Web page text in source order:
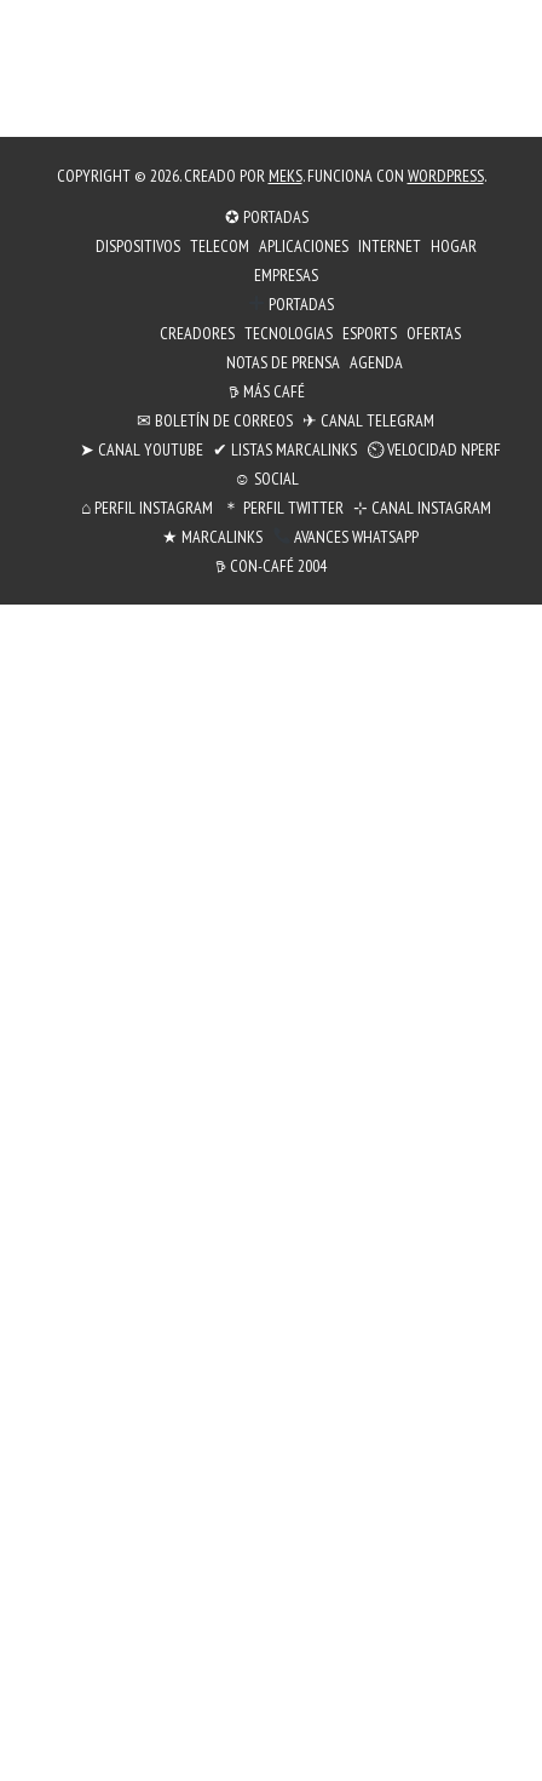
COPYRIGHT © 2026. CREADO POR MEKS. FUNCIONA CON WORDPRESS.
✪ PORTADAS
DISPOSITIVOS TELECOM APLICACIONES INTERNET HOGAR
EMPRESAS
PORTADAS
CREADORES TECNOLOGIAS ESPORTS OFERTAS
NOTAS DE PRENSA AGENDA
𖠚 MÁS CAFÉ
✉︎ BOLETÍN DE CORREOS ✈ CANAL TELEGRAM
➤ CANAL YOUTUBE ✔ LISTAS MARCALINKS ⏲︎ VELOCIDAD NPERF
☺ SOCIAL
⌂ PERFIL INSTAGRAM
＊ PERFIL TWITTER ⊹ CANAL INSTAGRAM
★ MARCALINKS
AVANCES WHATSAPP
𖠚 CON-CAFÉ 2004